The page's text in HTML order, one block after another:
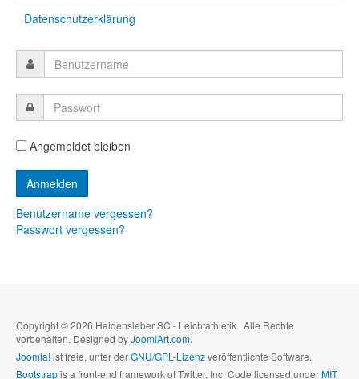
Datenschutzerklärung
Angemeldet bleiben
Benutzername vergessen?
Passwort vergessen?
Copyright © 2026 Haldensleber SC - Leichtathletik . Alle Rechte
vorbehalten. Designed byJoomlArt.com.
Joomla!ist freie, unter derGNU/GPL-Lizenzveröffentlichte Software.
Bootstrapis a front-end framework of Twitter, Inc. Code licensed underMIT